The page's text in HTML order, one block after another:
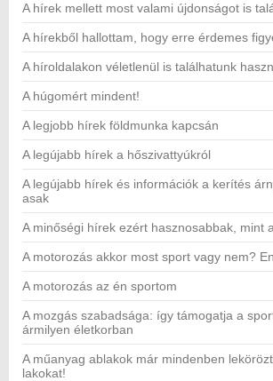
A hírek mellett most valami újdonságot is
A hírekből hallottam, hogy erre érdemes
A híroldalakon véletlenül is találhatunk
A húgomért mindent!
A legjobb hírek földmunka kapcsán
A legújabb hírek a hőszivattyúkról
A legújabb hírek és információk a kerítés
asak
A minőségi hírek ezért hasznosabbak, mint
A motorozás akkor most sport vagy nem?
A motorozás az én sportom
A mozgás szabadsága: így támogatja a
ármilyen életkorban
A műanyag ablakok már mindenben
lakokat!